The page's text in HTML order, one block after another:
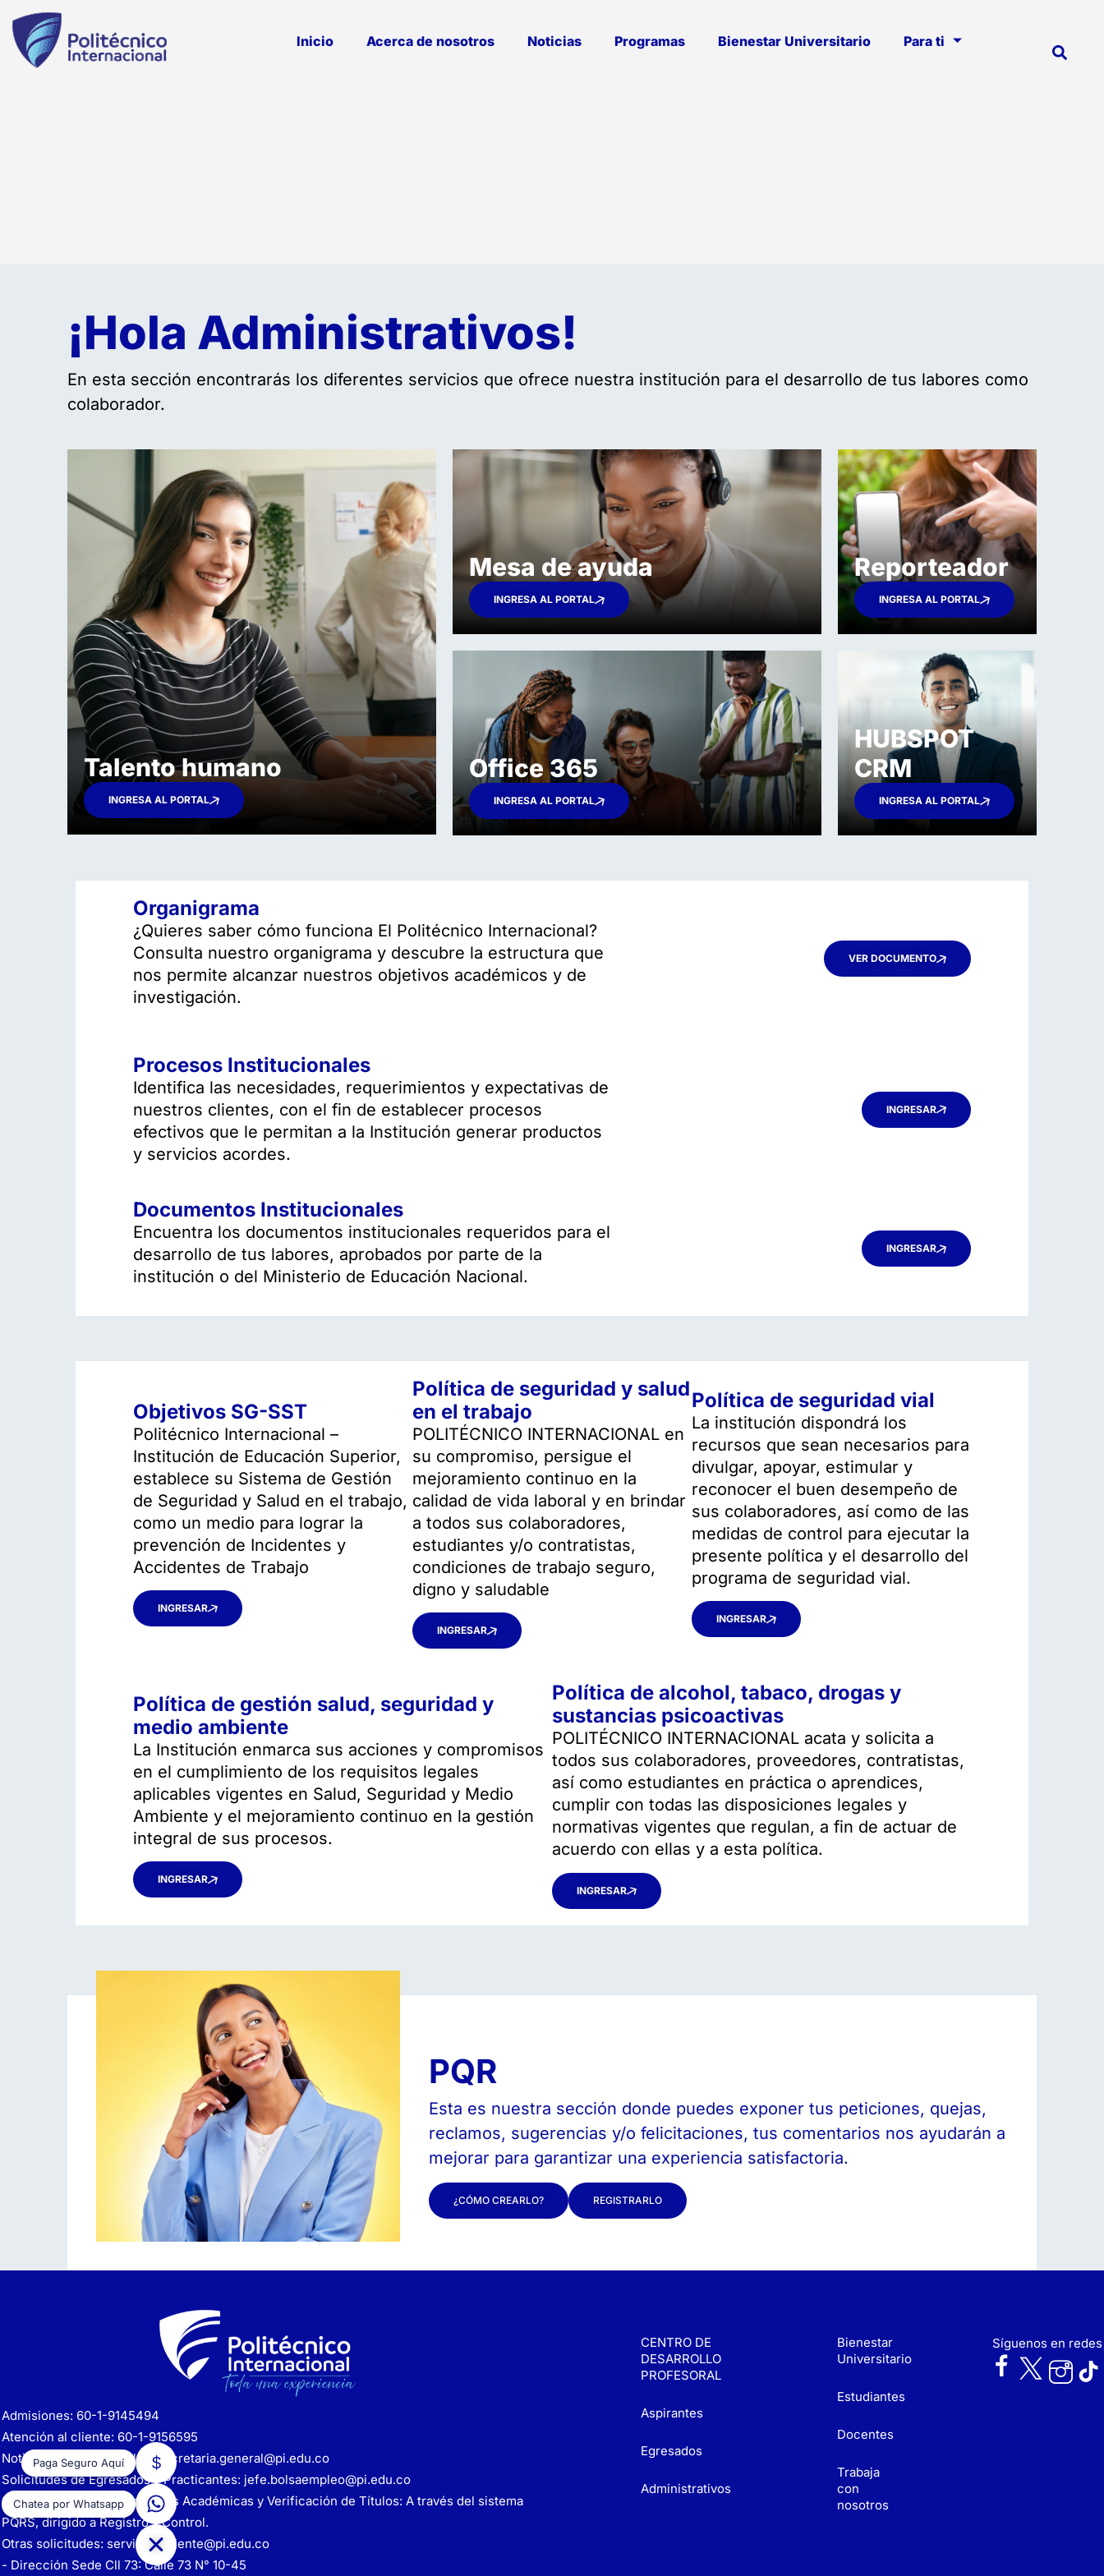
Inicio Acerca de nosotros Noticias Programas Bienestar Universitario Para ti
¡Hola Administrativos!
En esta sección encontrarás los diferentes servicios que ofrece nuestra institución para el desarrollo de tus labores como
colaborador.
Talento humano​
INGRESA AL PORTAL
Mesa de ayuda
INGRESA AL PORTAL
Office 365​
INGRESA AL PORTAL
Reporteador
INGRESA AL PORTAL
HUBSPOT
CRM
INGRESA AL PORTAL
Organigrama
¿Quieres saber cómo funciona El Politécnico Internacional?
Consulta nuestro organigrama y descubre la estructura que
nos permite alcanzar nuestros objetivos académicos y de
investigación.
VER DOCUMENTO
Procesos Institucionales
Identifica las necesidades, requerimientos y expectativas de
nuestros clientes, con el fin de establecer procesos
efectivos que le permitan a la Institución generar productos
y servicios acordes.​
INGRESAR
Documentos Institucionales
Encuentra los documentos institucionales requeridos para el
desarrollo de tus labores, aprobados por parte de la
institución o del Ministerio de Educación Nacional.
INGRESAR
Objetivos SG-SST
Politécnico Internacional –
Institución de Educación Superior,
establece su Sistema de Gestión
de Seguridad y Salud en el trabajo,
como un medio para lograr la
prevención de Incidentes y
Accidentes de Trabajo
INGRESAR
Política de seguridad y salud
en el trabajo
POLITÉCNICO INTERNACIONAL en
su compromiso, persigue el
mejoramiento continuo en la
calidad de vida laboral y en brindar
a todos sus colaboradores,
estudiantes y/o contratistas,
condiciones de trabajo seguro,
digno y saludable
INGRESAR
Política de seguridad vial
La institución dispondrá los
recursos que sean necesarios para
divulgar, apoyar, estimular y
reconocer el buen desempeño de
sus colaboradores, así como de las
medidas de control para ejecutar la
presente política y el desarrollo del
programa de seguridad vial.
INGRESAR
Política de gestión salud, seguridad y
medio ambiente
La Institución enmarca sus acciones y compromisos
en el cumplimiento de los requisitos legales
aplicables vigentes en Salud, Seguridad y Medio
Ambiente y el mejoramiento continuo en la gestión
integral de sus procesos.
INGRESAR
Política de alcohol, tabaco, drogas y
sustancias psicoactivas
POLITÉCNICO INTERNACIONAL acata y solicita a
todos sus colaboradores, proveedores, contratistas,
así como estudiantes en práctica o aprendices,
cumplir con todas las disposiciones legales y
normativas vigentes que regulan, a fin de actuar de
acuerdo con ellas y a esta política.
INGRESAR
PQR
Esta es nuestra sección donde puedes exponer tus peticiones, quejas,
reclamos, sugerencias y/o felicitaciones, tus comentarios nos ayudarán a
mejorar para garantizar una experiencia satisfactoria.
¿CÓMO CREARLO? REGISTRARLO
Admisiones: 60-1-9145494
Atención al cliente: 60-1-9156595
Notificaciones Judiciales:secretaria.general@pi.edu.co
Solicitudes de Egresados y Practicantes: jefe.bolsaempleo@pi.edu.co
Solicitudes de Certificaciones Académicas y Verificación de Títulos: A través del sistema
PQRS, dirigido a Registro y Control.
Otras solicitudes: servicioalcliente@pi.edu.co
- Dirección Sede Cll 73: Calle 73 N° 10-45
CENTRO DE
DESARROLLO
PROFESORAL
Aspirantes
Egresados
Administrativos
Bienestar
Universitario
Estudiantes
Docentes
Trabaja
con
nosotros
Síguenos en redes
Paga Seguro Aquí
Chatea por Whatsapp